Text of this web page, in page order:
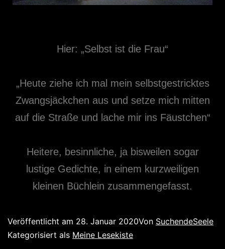
Hier: „Selbst ist die Frau“
„Heute ziehe ich mal mein selbstgestricktes
Zwangsjäckchen aus und setze mich mitten
auf die Straße und lache mir ins Fäustchen“
Heitere, besinnliche, ja bisweilen sogar
lustige Gedichte, in einem kurzweiligen
kleinen Büchlein zusammengefasst.
Veröffentlicht am 28. Januar 2020Von SuchendeSeele
Kategorisiert als Meine Lesekiste